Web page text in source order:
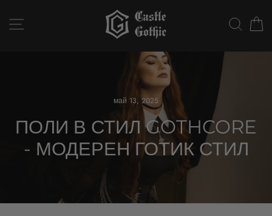
съдържаниетоНАВИГАЦИЯ В СТРАНИЦАТА
май 13, 2025
ПОЛИ В СТИЛ GOTHCORE
- МОДЕРЕН ГОТИК СТИЛ